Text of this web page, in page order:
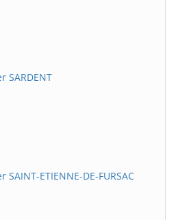
SARDENT
ETIENNE-DE-FURSAC